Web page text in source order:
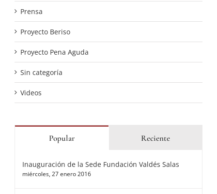
Prensa
Proyecto Beriso
Proyecto Pena Aguda
Sin categoría
Videos
Popular Reciente
Inauguración de la Sede Fundación Valdés Salas
miércoles, 27 enero 2016